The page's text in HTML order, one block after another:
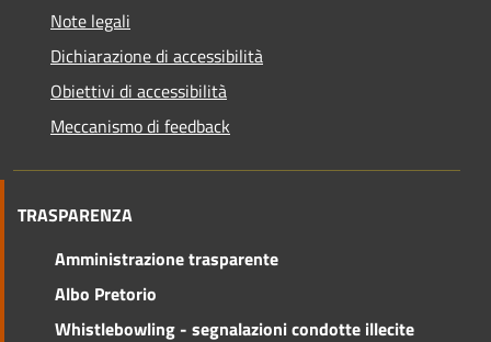
Note legali
Dichiarazione di accessibilità
Obiettivi di accessibilità
Meccanismo di feedback
TRASPARENZA
Amministrazione trasparente
Albo Pretorio
Whistlebowling - segnalazioni condotte illecite